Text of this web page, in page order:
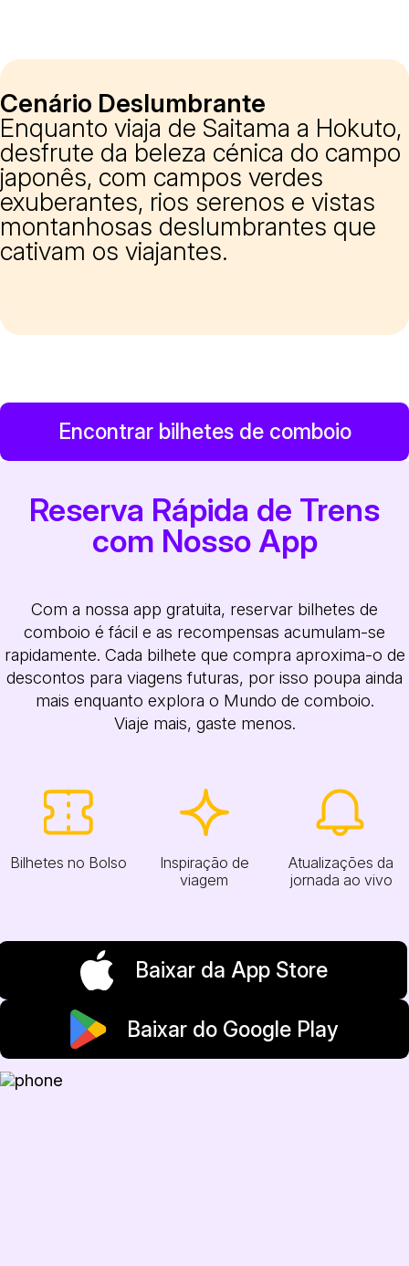
Cenário Deslumbrante
Enquanto viaja de Saitama a Hokuto,
desfrute da beleza cénica do campo
japonês, com campos verdes
exuberantes, rios serenos e vistas
montanhosas deslumbrantes que
cativam os viajantes.
Encontrar bilhetes de comboio
Reserva Rápida de Trens
com Nosso App
Com a nossa app gratuita, reservar bilhetes de
comboio é fácil e as recompensas acumulam-se
rapidamente. Cada bilhete que compra aproxima-o de
descontos para viagens futuras, por isso poupa ainda
mais enquanto explora o Mundo de comboio.
Viaje mais, gaste menos.
Bilhetes no Bolso
Inspiração de
viagem
Atualizações da
jornada ao vivo
Baixar da App Store
Baixar do Google Play